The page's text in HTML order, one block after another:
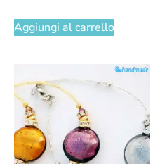
Aggiungi al carrello